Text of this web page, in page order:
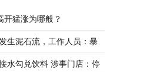
开猛涨为哪般？
生泥石流，工作人员：暴
水勾兑饮料 涉事门店：停